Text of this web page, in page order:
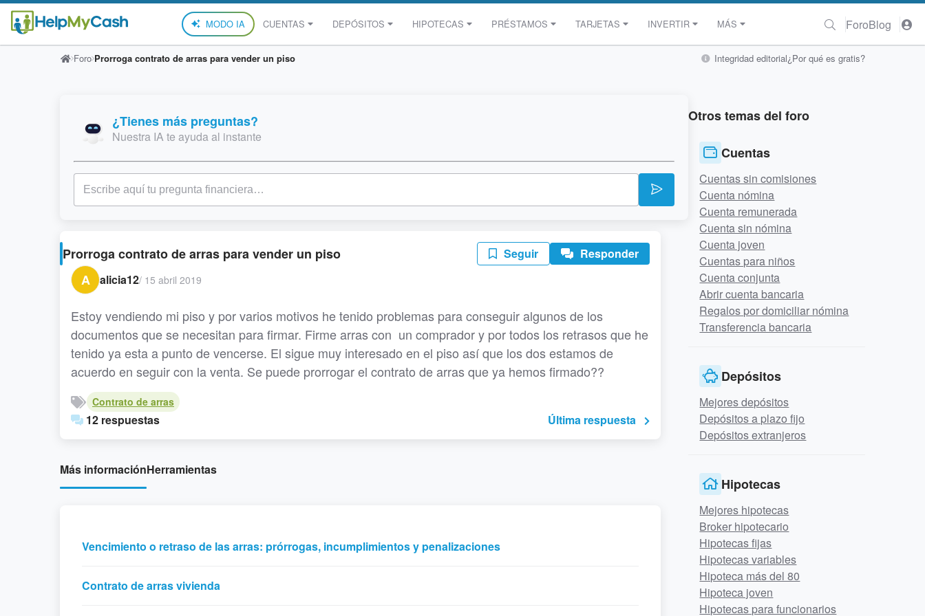
MODO IA CUENTAS DEPÓSITOS HIPOTECAS PRÉSTAMOS TARJETAS INVERTIR MÁS ForoBlog
Integridad editorial¿Por qué es gratis?
Foro Prorroga contrato de arras para vender un piso
¿Tienes más preguntas?
Nuestra IA te ayuda al instante
Prorroga contrato de arras para vender un piso Seguir Responder
A alicia12/ 15 abril 2019
Estoy vendiendo mi piso y por varios motivos he tenido problemas para conseguir algunos de los
documentos que se necesitan para firmar. Firme arras con un comprador y por todos los retrasos que he
tenido ya esta a punto de vencerse. El sigue muy interesado en el piso así que los dos estamos de
acuerdo en seguir con la venta. Se puede prorrogar el contrato de arras que ya hemos firmado??
Contrato de arras
12 respuestas Última respuesta
Más informaciónHerramientas
Vencimiento o retraso de las arras: prórrogas, incumplimientos y penalizaciones
Contrato de arras vivienda
Otros temas del foro
Cuentas
Cuentas sin comisiones
Cuenta nómina
Cuenta remunerada
Cuenta sin nómina
Cuenta joven
Cuentas para niños
Cuenta conjunta
Abrir cuenta bancaria
Regalos por domiciliar nómina
Transferencia bancaria
Depósitos
Mejores depósitos
Depósitos a plazo fijo
Depósitos extranjeros
Hipotecas
Mejores hipotecas
Broker hipotecario
Hipotecas fijas
Hipotecas variables
Hipoteca más del 80
Hipoteca joven
Hipotecas para funcionarios